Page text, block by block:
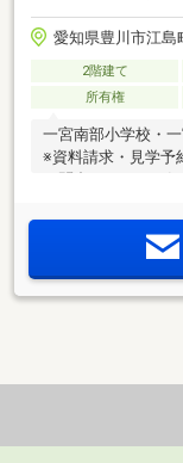
愛知県豊川市江島
2階建て
所有権
一宮南部小学校・
※資料請求・見学予
お問合せ」よりお